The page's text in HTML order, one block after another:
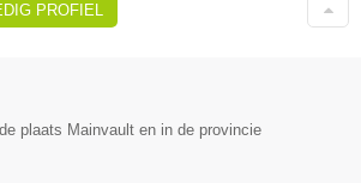
PROFIEL
plaats Mainvault en in de provincie